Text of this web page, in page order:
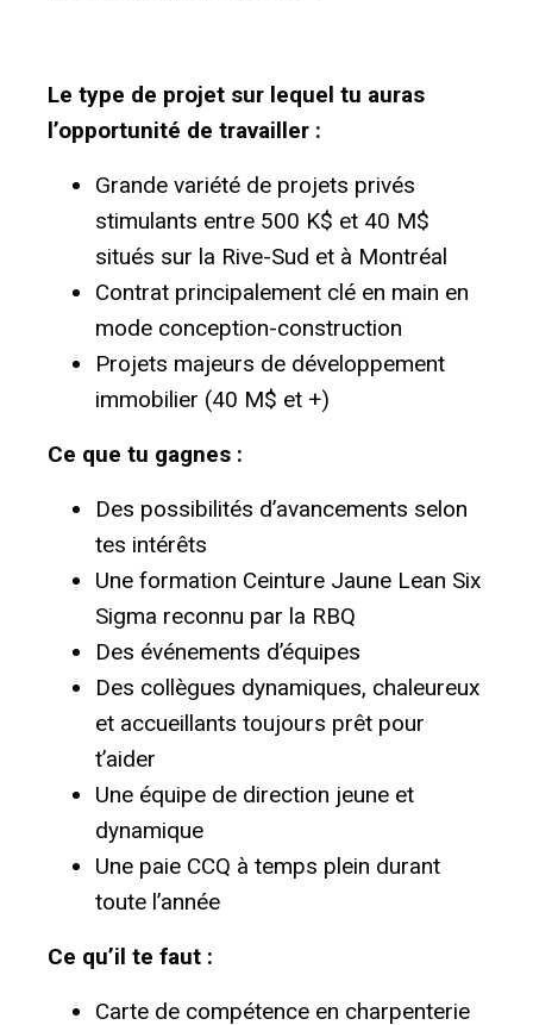
Le type de projet sur lequel tu auras
l’opportunité de travailler :
Grande variété de projets privés
stimulants entre 500 K$ et 40 M$
situés sur la Rive-Sud et à Montréal
Contrat principalement clé en main en
mode conception-construction
Projets majeurs de développement
immobilier (40 M$ et +)
Ce que tu gagnes :
Des possibilités d’avancements selon
tes intérêts
Une formation Ceinture Jaune Lean Six
Sigma reconnu par la RBQ
Des événements d’équipes
Des collègues dynamiques, chaleureux
et accueillants toujours prêt pour
t’aider
Une équipe de direction jeune et
dynamique
Une paie CCQ à temps plein durant
toute l’année
Ce qu’il te faut :
Carte de compétence en charpenterie